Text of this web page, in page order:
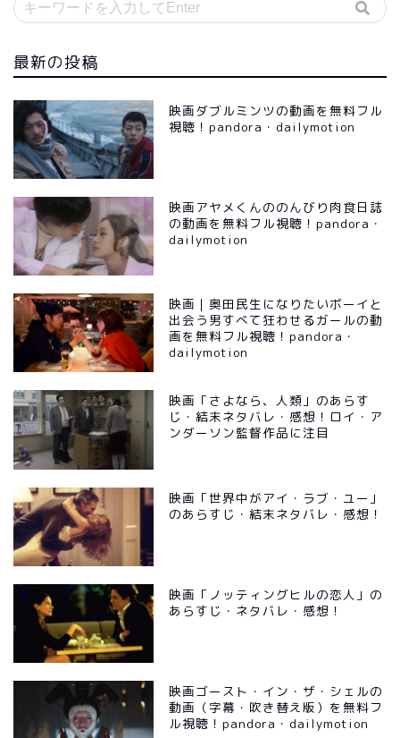
最新の投稿
映画ダブルミンツの動画を無料フル
視聴！pandora・dailymotion
映画アヤメくんののんびり肉食日誌
の動画を無料フル視聴！pandora・
dailymotion
映画｜奥田民生になりたいボーイと
出会う男すべて狂わせるガールの動
画を無料フル視聴！pandora・
dailymotion
映画「さよなら、人類」のあらす
じ・結末ネタバレ・感想！ロイ・ア
ンダーソン監督作品に注目
映画「世界中がアイ・ラブ・ユー」
のあらすじ・結末ネタバレ・感想！
映画「ノッティングヒルの恋人」の
あらすじ・ネタバレ・感想！
映画ゴースト・イン・ザ・シェルの
動画（字幕・吹き替え版）を無料フ
ル視聴！pandora・dailymotion